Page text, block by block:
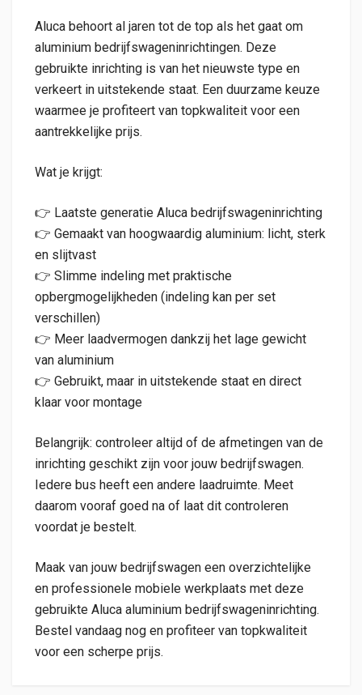
Aluca behoort al jaren tot de top als het gaat om
aluminium bedrijfswageninrichtingen. Deze
gebruikte inrichting is van het nieuwste type en
verkeert in uitstekende staat. Een duurzame keuze
waarmee je profiteert van topkwaliteit voor een
aantrekkelijke prijs.
Wat je krijgt:
👉 Laatste generatie Aluca bedrijfswageninrichting
👉 Gemaakt van hoogwaardig aluminium: licht, sterk
en slijtvast
👉 Slimme indeling met praktische
opbergmogelijkheden (indeling kan per set
verschillen)
👉 Meer laadvermogen dankzij het lage gewicht
van aluminium
👉 Gebruikt, maar in uitstekende staat en direct
klaar voor montage
Belangrijk: controleer altijd of de afmetingen van de
inrichting geschikt zijn voor jouw bedrijfswagen.
Iedere bus heeft een andere laadruimte. Meet
daarom vooraf goed na of laat dit controleren
voordat je bestelt.
Maak van jouw bedrijfswagen een overzichtelijke
en professionele mobiele werkplaats met deze
gebruikte Aluca aluminium bedrijfswageninrichting.
Bestel vandaag nog en profiteer van topkwaliteit
voor een scherpe prijs.